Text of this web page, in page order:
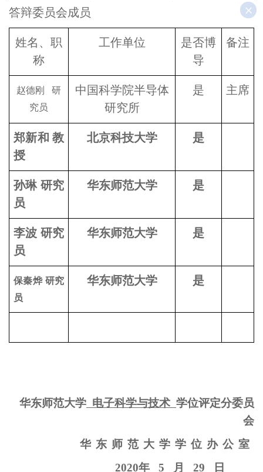
答辩委员会成员
姓名、职
称
工作单位
是否博
导
备注
赵德刚 研
究员
中国科学院半导体
研究所
是 主席
郑新和 教
授
北京科技大学 是
孙琳 研究
员
华东师范大学 是
李波 研究
员
华东师范大学 是
保秦烨 研究
员
华东师范大学 是
华东师范大学 电子科学与技术 学位评定分委员
会
华东师范大学学位办公室
2020年 5 月 29 日